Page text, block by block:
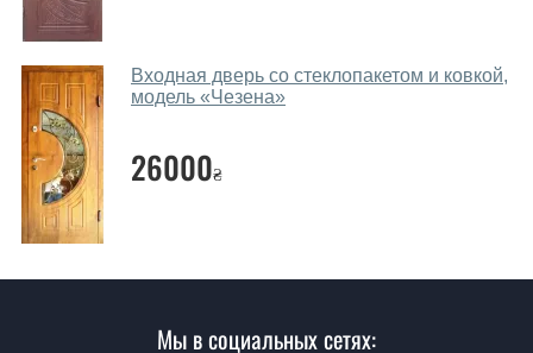
Сколько стоит вызвать замерщика?
Вызов замерщика-консультанта стоит 450 грн.
Вы производите установку дверей со
Да производим. Монтаж дверей со стеклопакетом и
ковкой производится согласно очереди, во все дни
кроме воскресенья.
Сколько стоит установка дверей
Входная дверь со стеклопакетом и ковкой,
модель «Чезена»
26000₴
Мы в социальных сетях: